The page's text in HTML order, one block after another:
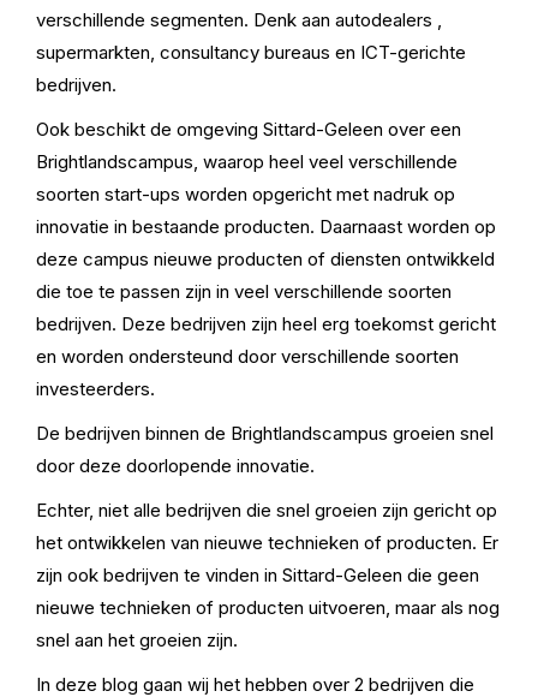
verschillende segmenten. Denk aan autodealers ,
supermarkten, consultancy bureaus en ICT-gerichte
bedrijven.
Ook beschikt de omgeving Sittard-Geleen over een
Brightlandscampus, waarop heel veel verschillende
soorten start-ups worden opgericht met nadruk op
innovatie in bestaande producten. Daarnaast worden op
deze campus nieuwe producten of diensten ontwikkeld
die toe te passen zijn in veel verschillende soorten
bedrijven. Deze bedrijven zijn heel erg toekomst gericht
en worden ondersteund door verschillende soorten
investeerders.
De bedrijven binnen de Brightlandscampus groeien snel
door deze doorlopende innovatie.
Echter, niet alle bedrijven die snel groeien zijn gericht op
het ontwikkelen van nieuwe technieken of producten. Er
zijn ook bedrijven te vinden in Sittard-Geleen die geen
nieuwe technieken of producten uitvoeren, maar als nog
snel aan het groeien zijn.
In deze blog gaan wij het hebben over 2 bedrijven die